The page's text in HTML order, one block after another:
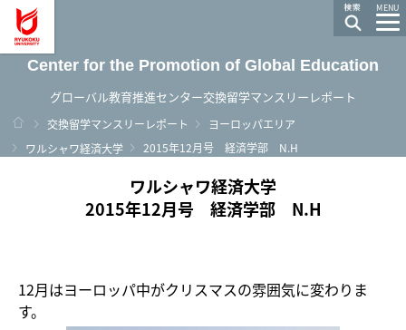
MENU
Center for the Promotion of Global Education
グローバル教育推進センター交換留学マンスリーレポート
ホーム
交換留学マンスリーレポート
ヨーロッパエリア
ワルシャワ経済大学
2015年12月号 経済学部 N.H
ワルシャワ経済大学
2015年12月号 経済学部 N.H
12月はヨーロッパ中がクリスマスの雰囲気に変わりま
す。